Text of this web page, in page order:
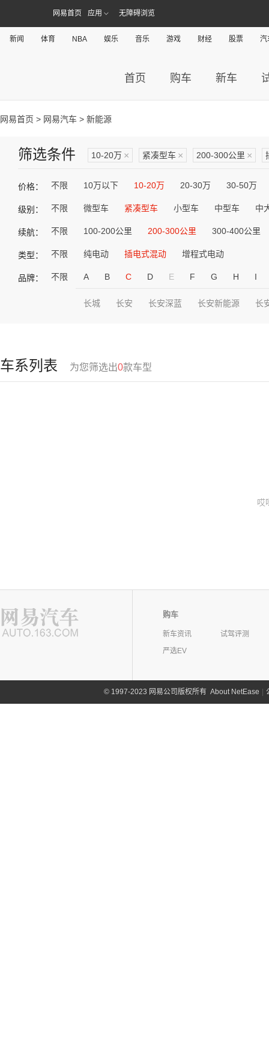
网易首页 应用 无障碍浏览
新闻 体育 NBA 娱乐 音乐 游戏 财经 股票 汽
首页 购车 新车
网易首页 > 网易汽车 > 新能源
筛选条件 10-20万 × 紧凑型车 × 200-300公里 ×
价格： 不限 10万以下 10-20万 20-30万 30-50万
级别： 不限 微型车 紧凑型车 小型车 中型车 中
续航： 不限 100-200公里 200-300公里 300-400公里
类型： 不限 纯电动 插电式混动 增程式电动
品牌： 不限 A B C D E F G H I
长城 长安 长安深蓝 长安新能源 长
车系列表 为您筛选出0款车型
哎
购车
新车资讯
试驾评测
严选EV
©1997-2023 网易公司版权所有 About NetEase